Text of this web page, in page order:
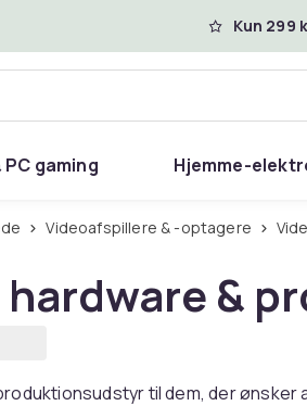
Kun 299
PC gaming Hjemme-
Videoafspillere & -optagere
&
til dem, der ønsker